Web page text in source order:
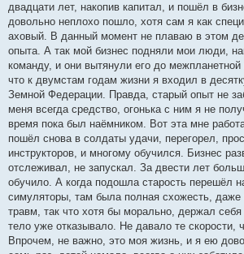
двадцати лет, накопив капитал, и пошёл в
довольно неплохо пошло, хотя сам я как
аховый. В данный момент не плаваю в этом
опыта. А так мой бизнес подняли мои люди,
команду, и они вытянули его до межпланетной
что к двумстам годам жизни я входил в
Земной Федерации. Правда, старый опыт не
меня всегда средство, огонька с ним я не
время пока был наёмником. Вот эта мне
пошёл снова в солдаты удачи, перегорел,
инструкторов, и многому обучился. Бизнес
отслеживал, не запускал. За двести лет
обучило. А когда подошла старость перешёл
симуляторы, там была полная схожесть, даже
травм, так что хотя бы морально, держал
тело уже отказывало. Не давало те скорости,
Впрочем, не важно, это моя жизнь, и я ею